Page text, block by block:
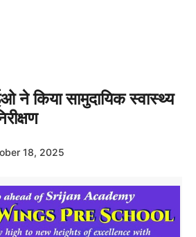
ने किया सामुदायिक स्वास्थ्य
18, 2025